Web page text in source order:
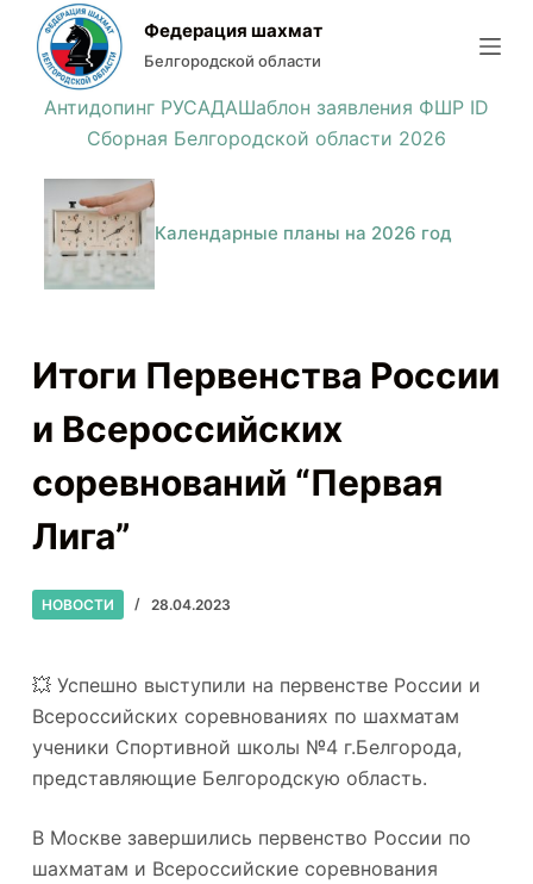
и
Федерация шахмат
Белгородской области
Антидопинг РУСАДАШаблон заявления ФШР ID
Сборная Белгородской области 2026
Календарные планы на 2026 год
Итоги Первенства России
и Всероссийских
соревнований “Первая
Лига”
НОВОСТИ 28.04.2023
💥 Успешно выступили на первенстве России и
Всероссийских соревнованиях по шахматам
ученики Спортивной школы №4 г.Белгорода,
представляющие Белгородскую область.
В Москве завершились первенство России по
шахматам и Всероссийские соревнования